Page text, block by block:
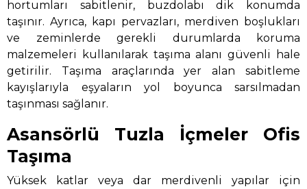
hortumları sabitlenir, buzdolabı dik konumda
taşınır. Ayrıca, kapı pervazları, merdiven boşlukları
ve zeminlerde gerekli durumlarda koruma
malzemeleri kullanılarak taşıma alanı güvenli hale
getirilir. Taşıma araçlarında yer alan sabitleme
kayışlarıyla eşyaların yol boyunca sarsılmadan
taşınması sağlanır.
Asansörlü Tuzla İçmeler Ofis
Taşıma
Yüksek katlar veya dar merdivenli yapılar için